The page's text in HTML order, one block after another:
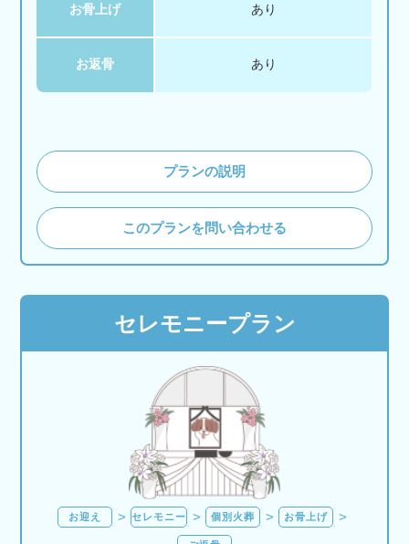
お骨上げ あり
お返骨 あり
プランの説明
このプランを問い合わせる
セレモニープラン
お迎え セレモニー 個別火葬 お骨上げ